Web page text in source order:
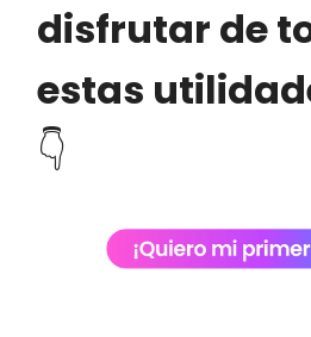
disfrutar de
estas
👇